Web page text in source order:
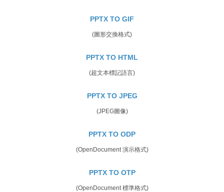
PPTX TO GIF
(圖形交換格式)
PPTX TO HTML
(超文本標記語言)
PPTX TO JPEG
(JPEG圖像)
PPTX TO ODP
(OpenDocument 演示格式)
PPTX TO OTP
(OpenDocument 標準格式)